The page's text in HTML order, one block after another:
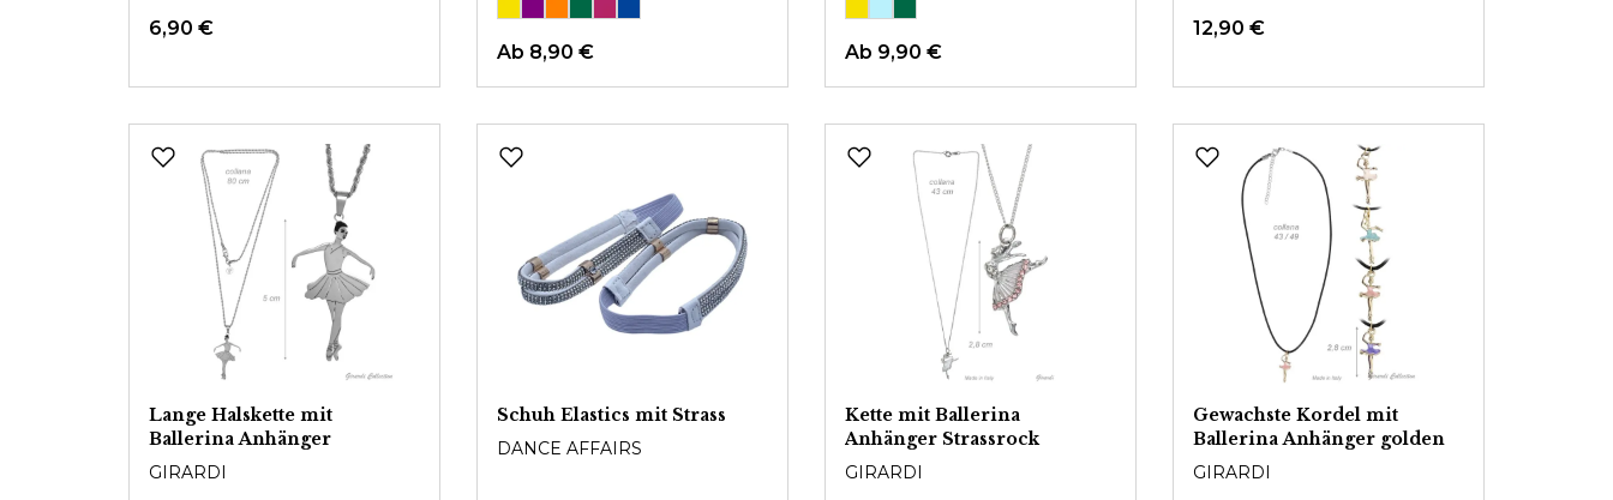
6,90 €
Ab 8,90 € Ab 9,90 €
12,90 €
Lange Halskette mit
Ballerina Anhänger
GIRARDI
Schuh Elastics mit Strass
DANCE AFFAIRS
Kette mit Ballerina
Anhänger Strassrock
GIRARDI
Gewachste Kordel mit
Ballerina Anhänger golden
GIRARDI